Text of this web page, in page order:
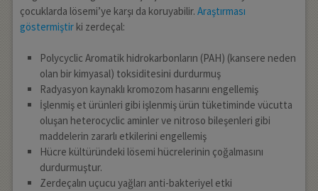
çocuklarda lösemi’ye karşı da koruyabilir. Araştırması
göstermiştirki zerdeçal:
Polycyclic Aromatik hidrokarbonların (PAH) (kansere neden
olan bir kimyasal) toksiditesini durdurmuş
Radyasyon kaynaklı kromozom hasarını engellemiş
İşlenmiş et ürünleri gibi işlenmiş ürün tüketiminde vücutta
oluşan heterocyclic aminler ve nitroso bileşenleri gibi
maddelerin zararlı etkilerini engellemiş
Hücre kültüründeki lösemi hücrelerinin çoğalmasını
durdurmuştur.
Zerdeçalın uçucu yağları anti-bakteriyel etki